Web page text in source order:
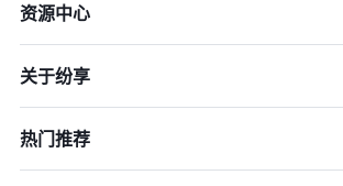
资源中心
关于纷享
热门推荐